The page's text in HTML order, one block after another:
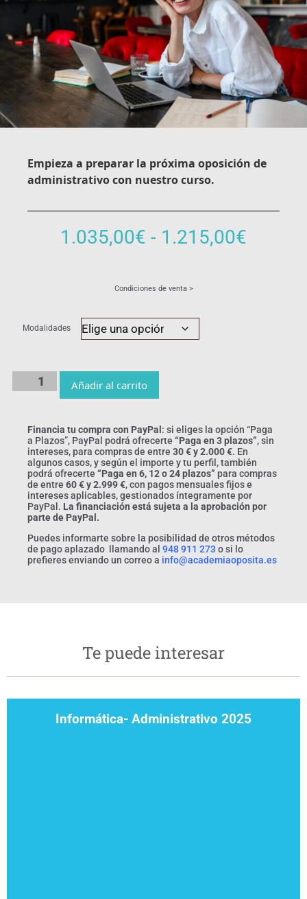
Empieza a preparar la próxima oposición de
administrativo con nuestro curso.
1.035,00€ - 1.215,00€
Condiciones de venta >
Modalidades
Añadir al carrito
Financia tu compra con PayPal : si eliges la opción “Paga
a Plazos”, PayPal podrá ofrecerte “Paga en 3 plazos”, sin
intereses, para compras de entre 30 € y 2.000 €. En
algunos casos, y según el importe y tu perfil, también
podrá ofrecerte “Paga en 6, 12 o 24 plazos” para compras
de entre 60 € y 2.999 €, con pagos mensuales fijos e
intereses aplicables, gestionados íntegramente por
PayPal. La financiación está sujeta a la aprobación por
parte de PayPal.
Puedes informarte sobre la posibilidad de otros métodos
de pago aplazado llamando al 948 911 273o si lo
prefieres enviando un correo a info@academiaoposita.es
Te puede interesar
Informática- Administrativo 2025